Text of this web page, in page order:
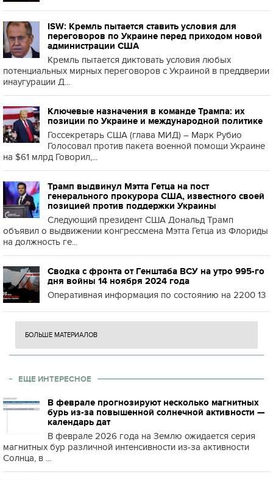
ISW: Кремль пытается ставить условия для
переговоров по Украине перед приходом новой
администрации США
Кремль пытается диктовать условия любых
потенциальных мирных переговоров с Украиной в преддверии
инаугурации Д...
Ключевые назначения в команде Трампа: их
позиции по Украине и международной политике
Госсекретарь США (глава МИД) – Марк Рубио
Голосовал против пакета военной помощи Украине
на $61 млрд Говорил,...
Трамп выдвинул Мэтта Гетца на пост
генерального прокурора США, известного своей
позицией против поддержки Украины
Следующий президент США Дональд Трамп
объявил о выдвижении конгрессмена Мэтта Гетца из Флориды
на должность ге...
Сводка с фронта от Генштаба ВСУ на утро 995-го
дня войны 14 ноября 2024 года
Оперативная информация по состоянию на 2200 13
БОЛЬШЕ МАТЕРИАЛОВ
ЕЩЕ ИНТЕРЕСНОЕ
В феврале прогнозируют несколько магнитных
бурь из-за повышенной солнечной активности —
календарь дат
В феврале 2026 года на Землю ожидается серия
магнитных бур различной интенсивности из-за активности
Солнца, в ...